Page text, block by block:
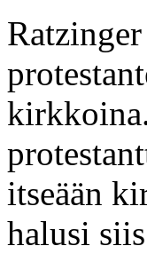
itseään
halusi